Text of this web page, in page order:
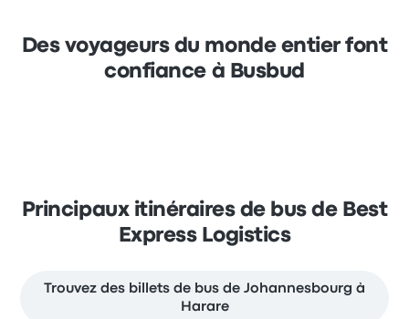
Des voyageurs du monde entier font
confiance à Busbud
Principaux itinéraires de bus de Best
Express Logistics
Trouvez des billets de bus de Johannesbourg à
Harare